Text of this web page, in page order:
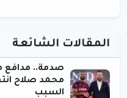
المقالات الشائعة
صدمة.. مدافع
محمد صلاح
السبب